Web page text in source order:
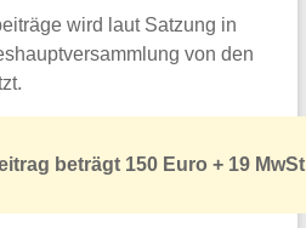
wird laut Satzung in
von den
beträgt 150 Euro + 19